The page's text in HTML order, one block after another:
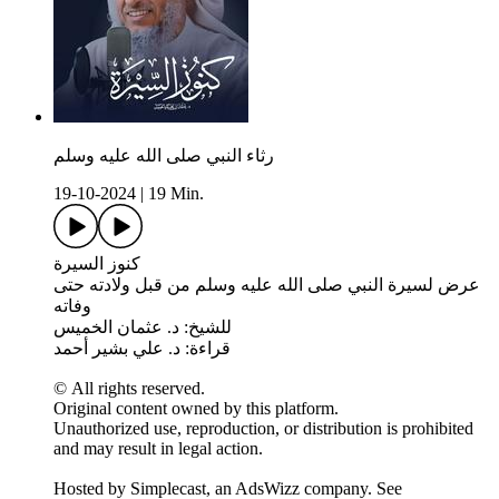
رثاء النبي صلى الله عليه وسلم
19-10-2024
19 Min.
كنوز السيرة
عرض لسيرة النبي صلى الله عليه وسلم من قبل ولادته حتى
وفاته
للشيخ: د. عثمان الخميس
قراءة: د. علي بشير أحمد
© All rights reserved.
Original content owned by this platform.
Unauthorized use, reproduction, or distribution is prohibited
and may result in legal action.
Hosted by Simplecast, an AdsWizz company. See